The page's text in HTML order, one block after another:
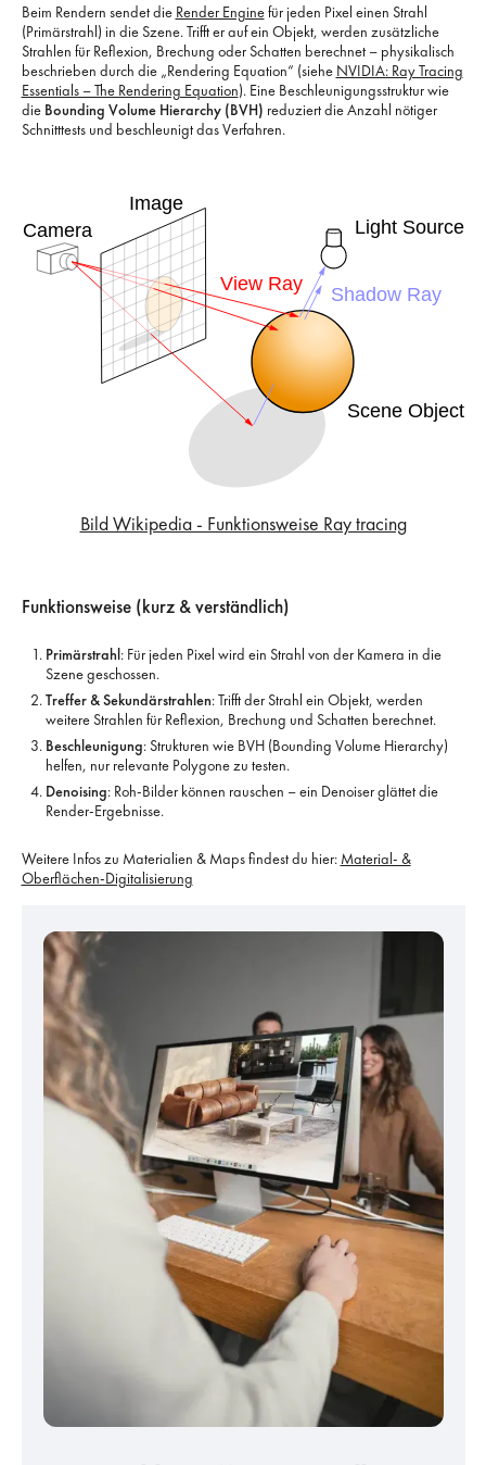
Beim Rendern sendet die Render Enginefür jeden Pixel einen Strahl
(Primärstrahl) in die Szene. Trifft er auf ein Objekt, werden zusätzliche
Strahlen für Reflexion, Brechung oder Schatten berechnet – physikalisch
beschrieben durch die „Rendering Equation“ (siehe NVIDIA: Ray Tracing
Essentials – The Rendering Equation). Eine Beschleunigungsstruktur wie
die Bounding Volume Hierarchy (BVH) reduziert die Anzahl nötiger
Schnitt­tests und beschleunigt das Verfahren.
Bild Wikipedia - Funktionsweise Ray tracing
Funktionsweise (kurz & verständlich)
Primärstrahl: Für jeden Pixel wird ein Strahl von der Kamera in die
Szene geschossen.
Treffer & Sekundärstrahlen: Trifft der Strahl ein Objekt, werden
weitere Strahlen für Reflexion, Brechung und Schatten berechnet.
Beschleunigung: Strukturen wie BVH (Bounding Volume Hierarchy)
helfen, nur relevante Polygone zu testen.
Denoising: Roh-Bilder können rauschen – ein Denoiser glättet die
Render-Ergebnisse.
Weitere Infos zu Materialien & Maps findest du hier: Material- &
Oberflächen-Digitalisierung